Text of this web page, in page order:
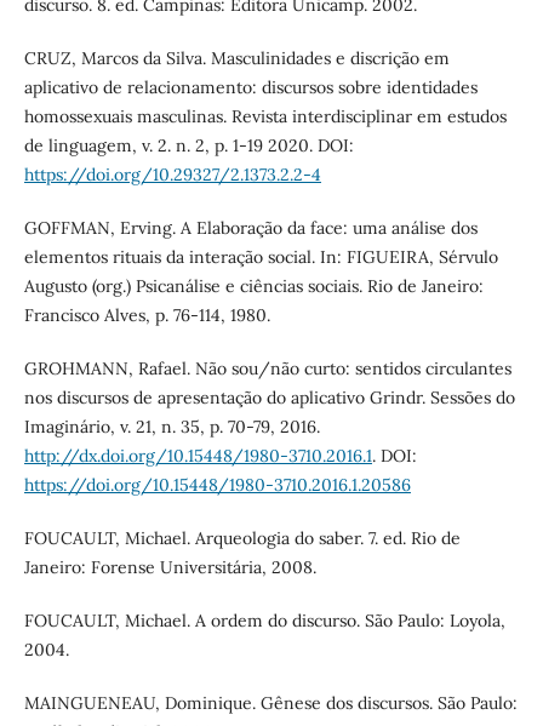
discurso. 8. ed. Campinas: Editora Unicamp. 2002.
CRUZ, Marcos da Silva. Masculinidades e discrição em
aplicativo de relacionamento: discursos sobre identidades
homossexuais masculinas. Revista interdisciplinar em estudos
de linguagem, v. 2. n. 2, p. 1-19 2020. DOI:
https://doi.org/10.29327/2.1373.2.2-4
GOFFMAN, Erving. A Elaboração da face: uma análise dos
elementos rituais da interação social. In: FIGUEIRA, Sérvulo
Augusto (org.) Psicanálise e ciências sociais. Rio de Janeiro:
Francisco Alves, p. 76-114, 1980.
GROHMANN, Rafael. Não sou/não curto: sentidos circulantes
nos discursos de apresentação do aplicativo Grindr. Sessões do
Imaginário, v. 21, n. 35, p. 70-79, 2016.
http://dx.doi.org/10.15448/1980-3710.2016.1. DOI:
https://doi.org/10.15448/1980-3710.2016.1.20586
FOUCAULT, Michael. Arqueologia do saber. 7. ed. Rio de
Janeiro: Forense Universitária, 2008.
FOUCAULT, Michael. A ordem do discurso. São Paulo: Loyola,
2004.
MAINGUENEAU, Dominique. Gênese dos discursos. São Paulo: